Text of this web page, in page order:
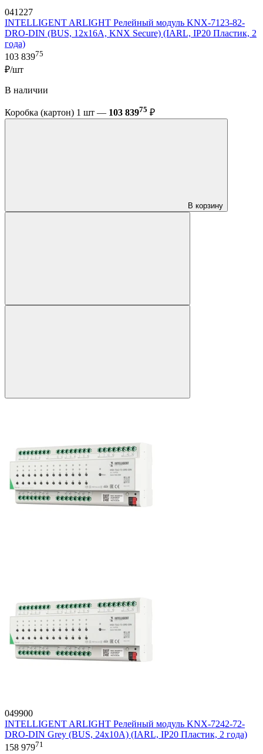
041227
INTELLIGENT ARLIGHT Релейный модуль KNX-7123-82-
DRO-DIN (BUS, 12x16A, KNX Secure) (IARL, IP20 Пластик, 2
года)
103 83975
₽/шт
В наличии
Коробка (картон) 1 шт — 103 83975 ₽
В корзину
049900
INTELLIGENT ARLIGHT Релейный модуль KNX-7242-72-
DRO-DIN Grey (BUS, 24x10A) (IARL, IP20 Пластик, 2 года)
158 97971